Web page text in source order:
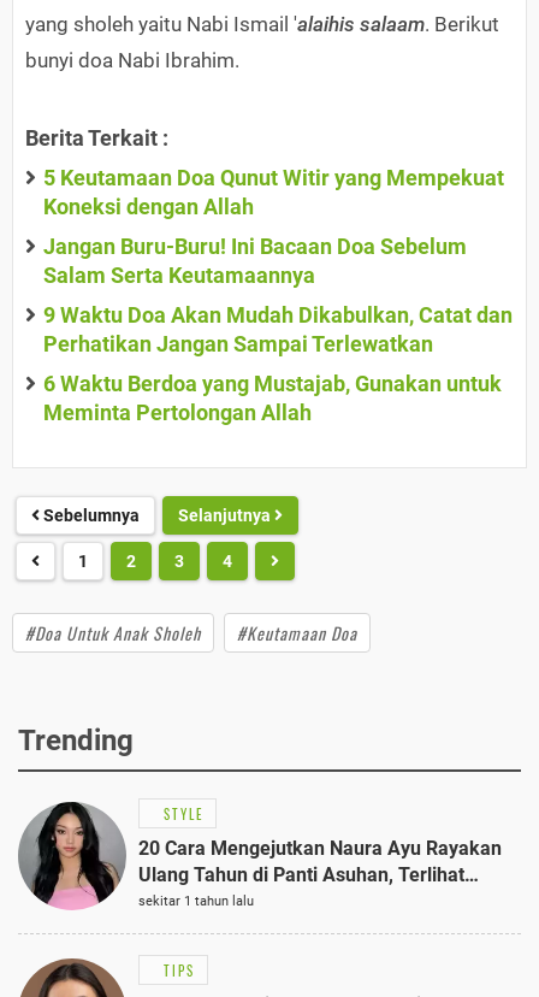
yang sholeh yaitu Nabi Ismail 'alaihis salaam. Berikut
bunyi doa Nabi Ibrahim.
Berita Terkait :
5 Keutamaan Doa Qunut Witir yang Mempekuat
Koneksi dengan Allah
Jangan Buru-Buru! Ini Bacaan Doa Sebelum
Salam Serta Keutamaannya
9 Waktu Doa Akan Mudah Dikabulkan, Catat dan
Perhatikan Jangan Sampai Terlewatkan
6 Waktu Berdoa yang Mustajab, Gunakan untuk
Meminta Pertolongan Allah
Sebelumnya Selanjutnya
1 2 3 4
#Doa Untuk Anak Sholeh #Keutamaan Doa
Trending
STYLE
20 Cara Mengejutkan Naura Ayu Rayakan
Ulang Tahun di Panti Asuhan, Terlihat
Anggun dengan Kaftan Cokelat
sekitar 1 tahun lalu
TIPS